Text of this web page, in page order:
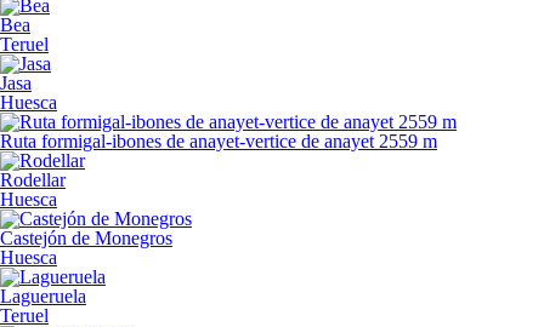
Bea
Teruel
Jasa
Huesca
Ruta formigal-ibones de anayet-vertice de anayet 2559 m
Rodellar
Huesca
Castejón de Monegros
Huesca
Lagueruela
Teruel